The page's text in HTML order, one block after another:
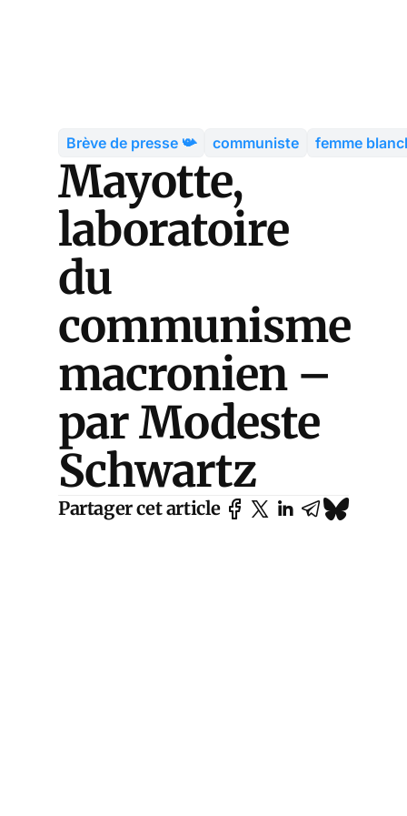
Brève de presse 📯 communiste femme
Mayotte,
laboratoire
du
communisme
macronien –
par Modeste
Schwartz
Partager cet article